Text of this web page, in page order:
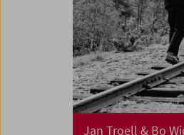
Jan Troell & Bo